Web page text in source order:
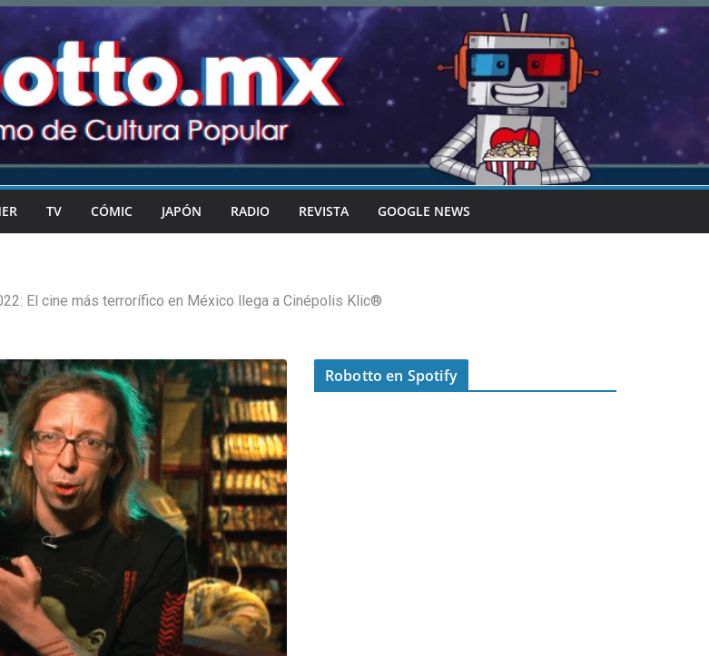
TV CÓMIC JAPÓN RADIO REVISTA GOOGLE NEWS
El cine más terrorífico en México llega a Cinépolis Klic®
Robotto en Spotify